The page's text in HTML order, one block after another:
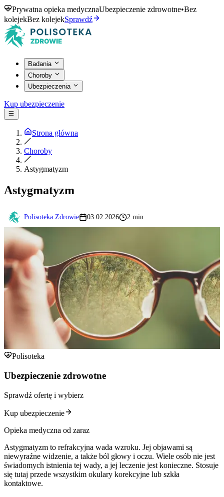
Prywatna opieka medycznaUbezpieczenie zdrowotne•Bez
kolejekBez kolejekSprawdź
Badania
Choroby
Ubezpieczenia
Kup ubezpieczenie
Strona główna
Choroby
Astygmatyzm
Astygmatyzm
Polisoteka Zdrowie 03.02.2026 2 min
Polisoteka
Ubezpieczenie zdrowotne
Sprawdź ofertę i wybierz
Kup ubezpieczenie
Opieka medyczna od zaraz
Astygmatyzm to refrakcyjna wada wzroku. Jej objawami są
niewyraźne widzenie, a także ból głowy i oczu. Wiele osób nie jest
świadomych istnienia tej wady, a jej leczenie jest konieczne. Stosuje
się tutaj przede wszystkim okulary korekcyjne lub szkła
kontaktowe.